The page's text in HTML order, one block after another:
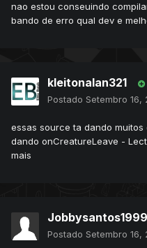
nao estou conseuindo
bando de erro qual dev e
kleitonalan321
Postado Setembro 16,
essas source ta dando
dando onCreatureLeave -
mais
Jobbysantos1999
Postado Setembro 16,